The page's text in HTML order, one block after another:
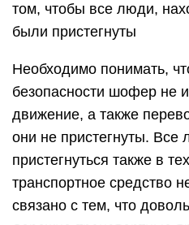
том, чтобы все люди,
были пристегнуты
Необходимо понимать,
безопасности шофер не
движение, а также
они не пристегнуты. Все
пристегнуться также в
транспортное средство
связано с тем, что